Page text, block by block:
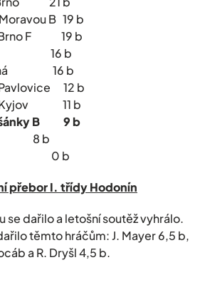
B 19 b
Brno F 19 b
16 b
16 b
Pavlovice 12 b
Kyjov 11 b
B 9 b
B 8 b
0 b
přebor I. třídy Hodonín
se dařilo a letošní soutěž vyhrálo.
těmto hráčům: J. Mayer 6,5 b,
a R. Dryšl 4,5 b.